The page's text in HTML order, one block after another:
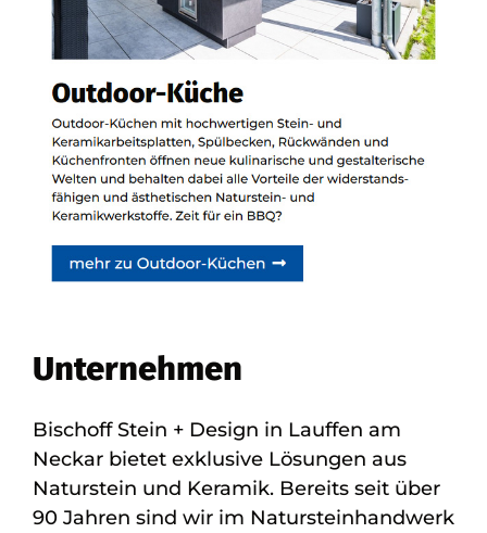
Unternehmen
Bischoff Stein + Design in Lauffen am
Neckar bietet exklusive Lösungen aus
Naturstein und Keramik. Bereits seit über
90 Jahren sind wir im Natursteinhandwerk